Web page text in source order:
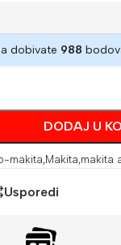
dobivate 988
DODAJ U
makita,Makita,makita
Usporedi